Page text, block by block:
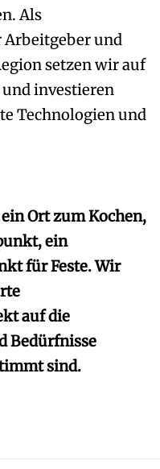
Als
und
setzen wir auf
investieren
Technologien und
Ort zum Kochen,
ein
für Feste. Wir
auf die
Bedürfnisse
sind.